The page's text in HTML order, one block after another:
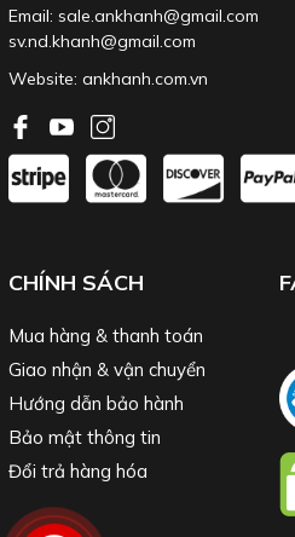
Email: sale.ankhanh@gmail.com
sv.nd.khanh@gmail.com
Website: ankhanh.com.vn
CHÍNH SÁCH
Mua hàng & thanh toán
Giao nhận & vận chuyển
Hướng dẫn bảo hành
Bảo mật thông tin
Đổi trả hàng hóa